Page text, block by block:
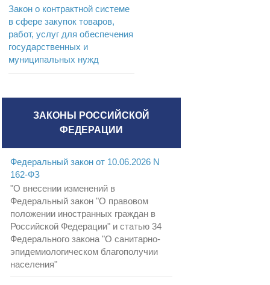
Закон о контрактной системе
в сфере закупок товаров,
работ, услуг для обеспечения
государственных и
муниципальных нужд
ЗАКОНЫ РОССИЙСКОЙ
ФЕДЕРАЦИИ
Федеральный закон от 10.06.2026 N
162-ФЗ
"О внесении изменений в
Федеральный закон "О правовом
положении иностранных граждан в
Российской Федерации" и статью 34
Федерального закона "О санитарно-
эпидемиологическом благополучии
населения"